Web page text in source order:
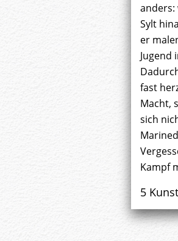
anders:
Sylt
er
Jugend
fast
Macht,
sich
Kampf
5